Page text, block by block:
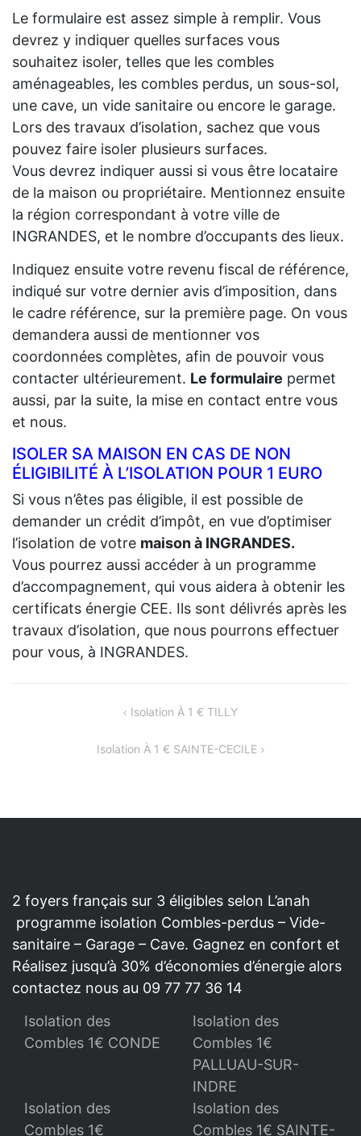
Le formulaire est assez simple à remplir. Vous
devrez y indiquer quelles surfaces vous
souhaitez isoler, telles que les combles
aménageables, les combles perdus, un sous-sol,
une cave, un vide sanitaire ou encore le garage.
Lors des travaux d’isolation, sachez que vous
pouvez faire isoler plusieurs surfaces.
Vous devrez indiquer aussi si vous être locataire
de la maison ou propriétaire. Mentionnez ensuite
la région correspondant à votre ville de
INGRANDES, et le nombre d’occupants des lieux.
Indiquez ensuite votre revenu fiscal de référence,
indiqué sur votre dernier avis d’imposition, dans
le cadre référence, sur la première page. On vous
demandera aussi de mentionner vos
coordonnées complètes, afin de pouvoir vous
contacter ultérieurement. Le formulaire permet
aussi, par la suite, la mise en contact entre vous
et nous.
ISOLER SA MAISON EN CAS DE NON
ÉLIGIBILITÉ À L’ISOLATION POUR 1 EURO
Si vous n’êtes pas éligible, il est possible de
demander un crédit d’impôt, en vue d’optimiser
l’isolation de votre maison à INGRANDES.
Vous pourrez aussi accéder à un programme
d’accompagnement, qui vous aidera à obtenir les
certificats énergie CEE. Ils sont délivrés après les
travaux d’isolation, que nous pourrons effectuer
pour vous, à INGRANDES.
Isolation À 1 € TILLY
Isolation À 1 € SAINTE-CECILE
2 foyers français sur 3 éligibles selon L’anah
programme isolation Combles-perdus – Vide-
sanitaire – Garage – Cave. Gagnez en confort et
Réalisez jusqu’à 30% d’économies d’énergie alors
contactez nous au 09 77 77 36 14
Isolation des
Combles 1€ CONDE
Isolation des
Combles 1€
PALLUAU-SUR-
INDRE
Isolation des
Combles 1€
Isolation des
Combles 1€ SAINTE-